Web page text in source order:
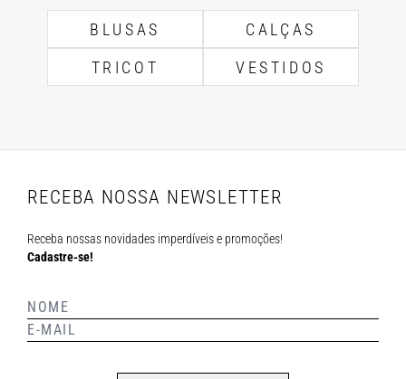
BLUSAS
CALÇAS
TRICOT
VESTIDOS
RECEBA NOSSA NEWSLETTER
Receba nossas novidades imperdíveis e promoções!
Cadastre-se!